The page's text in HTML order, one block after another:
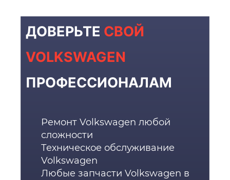
ДОВЕРЬТЕ СВОЙ
VOLKSWAGEN
ПРОФЕССИОНАЛАМ
Ремонт Volkswagen любой
сложности
Техническое обслуживание
Volkswagen
Любые запчасти Volkswagen в